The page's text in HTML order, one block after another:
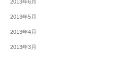
2013年6月
2013年5月
2013年4月
2013年3月